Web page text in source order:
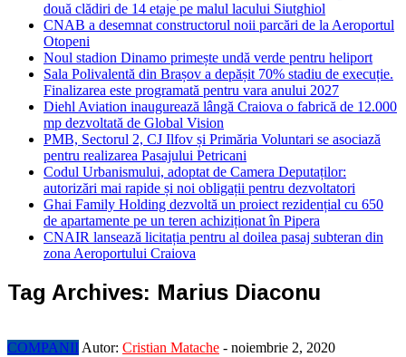
două clădiri de 14 etaje pe malul lacului Siutghiol
CNAB a desemnat constructorul noii parcări de la Aeroportul
Otopeni
Noul stadion Dinamo primește undă verde pentru heliport
Sala Polivalentă din Brașov a depășit 70% stadiu de execuție.
Finalizarea este programată pentru vara anului 2027
Diehl Aviation inaugurează lângă Craiova o fabrică de 12.000
mp dezvoltată de Global Vision
PMB, Sectorul 2, CJ Ilfov și Primăria Voluntari se asociază
pentru realizarea Pasajului Petricani
Codul Urbanismului, adoptat de Camera Deputaților:
autorizări mai rapide și noi obligații pentru dezvoltatori
Ghai Family Holding dezvoltă un proiect rezidențial cu 650
de apartamente pe un teren achiziționat în Pipera
CNAIR lansează licitația pentru al doilea pasaj subteran din
zona Aeroportului Craiova
Tag Archives: Marius Diaconu
COMPANII Autor: Cristian Matache - noiembrie 2, 2020